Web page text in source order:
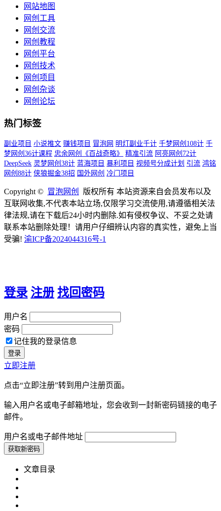
网站地图
网创工具
网创交流
网创教程
网创平台
网创技术
网创项目
网创杂谈
网创论坛
热门标签
副业项目 小说推文 赚钱项目 冒泡网 明灯副业千计 千梦网创108计 千
梦网创36计课程 忠余网创《百战奇略》 精准引流 阿亮网创72计
DeepSeek 灵梦网创38计 蓝海项目 暴利项目 视频号分成计划 引流 鸿铭
网创88计 侠狼掘金38招 国外网创 冷门项目
Copyright © 冒泡网创
版权所有 本站资源来自会员发布以及
互联网收集,不代表本站立场,仅限学习交流使用,请遵循相关法
律法规,请在下载后24小时内删除.如有侵权争议、不妥之处请
联系本站删除处理！请用户仔细辨认内容的真实性，避免上当
受骗! 渝ICP备2024044316号-1
登录 注册 找回密码
用户名
密码
记住我的登录信息
立即注册
点击“立即注册”转到用户注册页面。
输入用户名或电子邮箱地址，您会收到一封新密码链接的电子
邮件。
用户名或电子邮件地址
文章目录